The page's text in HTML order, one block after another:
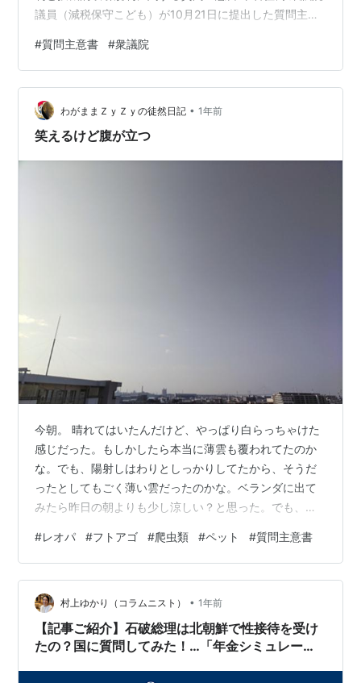
議員（減税保守こども）が10月21日に提出した質問主意
た。 読みやすいように、一問一答形式に再構成。 ※時間
のない方は、「質疑応答のポイント」と文末の「雑感」
をお読みいただければと。 質疑応答のポイント 平岩征樹
衆議院議員（減税保守こども） 問1：住宅価格上昇への寄
与度が高いと認識している原因は？ 答1：一概にお答えす
#質問主意書 #衆議院
わがままＺｙＺｙの徒然日記 • 1年前
笑えるけど腹が立つ
今朝。 晴れてはいたんだけど、やっぱり白らっちゃけた
感じだった。もしかしたら本当に薄雲も覆われてたのか
な。でも、陽射しはわりとしっかりしてたから、そうだ
ったとしてもごく薄い雲だったのかな。ベランダに出て
みたら昨日の朝よりも少し涼しい？と思った。でも、測
さ慣れしてきてるんだとしたらかえってヤバいかも。 き
ょろちゃん。 （昨日の日記から続く）午後１時半頃お目
覚め。毎度の心配し過ぎで済んでよかった。前窓のとこ
ろに出て来て外をジト見。出たかったのかもしれないん
だけど、ママと一緒に出かけなくちゃいけなかったから
そのままにして外出。ごめんねえ。 ２時…
#レオパ #フトアゴ #爬虫類 #ペット #質問主意書
村上ゆかり（コラムニスト） • 1年前
【記事ご紹介】石破総理は北朝鮮で性接待を受け
たの？国に質問してみた！…「年金シミュレータ